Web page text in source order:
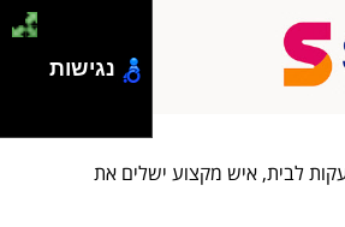
לבית, איש מקצוע ישלים את
נגישות